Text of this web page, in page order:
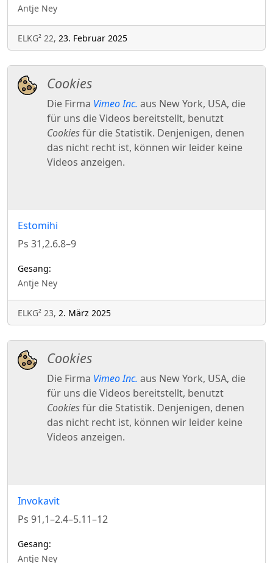
Antje Ney
ELKG² 22, 23. Februar 2025
Estomihi
Ps 31,2.6.8–9
Gesang:
Antje Ney
ELKG² 23, 2. März 2025
Invokavit
Ps 91,1–2.4–5.11–12
Gesang:
Antje Ney